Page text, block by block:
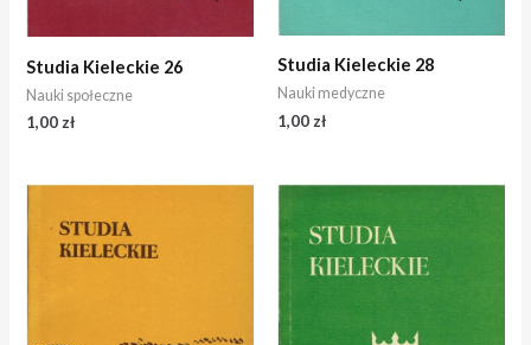
Studia Kieleckie 26
Nauki społeczne
1,00 zł
Studia Kieleckie 28
Nauki medyczne
1,00 zł